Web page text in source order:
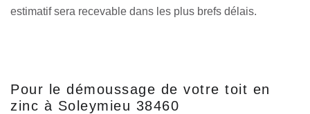
estimatif sera recevable dans les plus brefs délais.
Pour le démoussage de votre toit en
zinc à Soleymieu 38460